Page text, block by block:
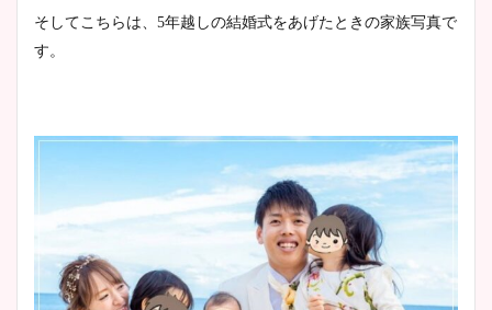
そしてこちらは、5年越しの結婚式をあげたときの家族写真で
す。